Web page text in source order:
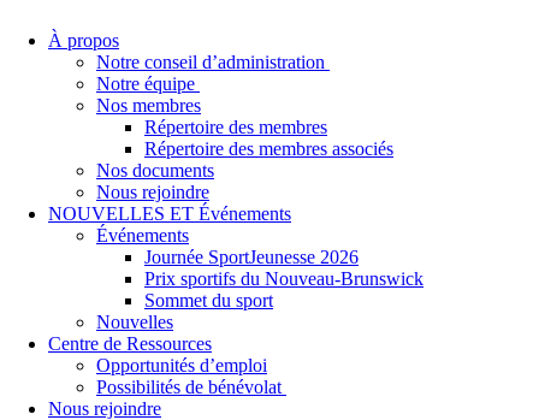
À propos
Notre conseil d’administration
Notre équipe
Nos membres
Répertoire des membres
Répertoire des membres associés
Nos documents
Nous rejoindre
NOUVELLES ET Événements
Événements
Journée SportJeunesse 2026
Prix sportifs du Nouveau-Brunswick
Sommet du sport
Nouvelles
Centre de Ressources
Opportunités d’emploi
Possibilités de bénévolat
Nous rejoindre